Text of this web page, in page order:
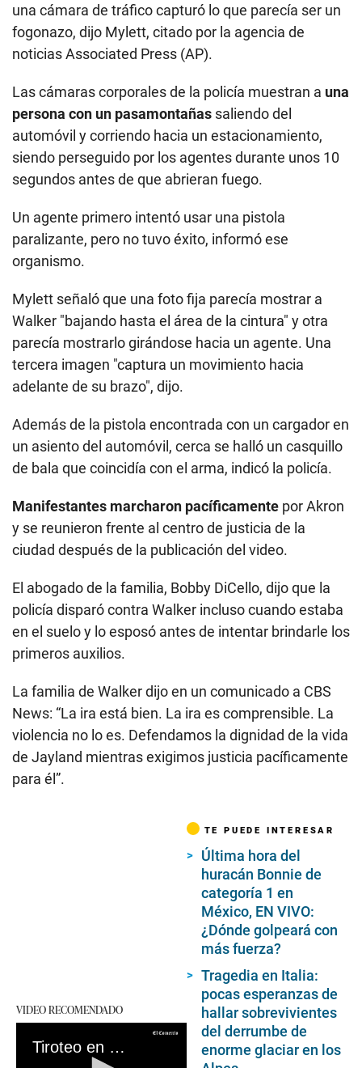
una cámara de tráfico capturó lo que parecía ser un
fogonazo, dijo Mylett, citado por la agencia de
noticias Associated Press (AP).
Las cámaras corporales de la policía muestran a una
persona con un pasamontañas saliendo del
automóvil y corriendo hacia un estacionamiento,
siendo perseguido por los agentes durante unos 10
segundos antes de que abrieran fuego.
Un agente primero intentó usar una pistola
paralizante, pero no tuvo éxito, informó ese
organismo.
Mylett señaló que una foto fija parecía mostrar a
Walker "bajando hasta el área de la cintura" y otra
parecía mostrarlo girándose hacia un agente. Una
tercera imagen "captura un movimiento hacia
adelante de su brazo", dijo.
Además de la pistola encontrada con un cargador en
un asiento del automóvil, cerca se halló un casquillo
de bala que coincidía con el arma, indicó la policía.
Manifestantes marcharon pacíficamente por Akron
y se reunieron frente al centro de justicia de la
ciudad después de la publicación del video.
El abogado de la familia, Bobby DiCello, dijo que la
policía disparó contra Walker incluso cuando estaba
en el suelo y lo esposó antes de intentar brindarle los
primeros auxilios.
La familia de Walker dijo en un comunicado a CBS
News: “La ira está bien. La ira es comprensible. La
violencia no lo es. Defendamos la dignidad de la vida
de Jayland mientras exigimos justicia pacíficamente
para él”.
VIDEO RECOMENDADO
Tiroteo en Buffalo, Nueva York: Todo sobre la masacre que dejó 10 muertos a manos de un joven supremacista blanco
TE PUEDE INTERESAR
Última hora del
huracán Bonnie de
categoría 1 en
México, EN VIVO:
¿Dónde golpeará con
más fuerza?
Tragedia en Italia:
pocas esperanzas de
hallar sobrevivientes
del derrumbe de
enorme glaciar en los